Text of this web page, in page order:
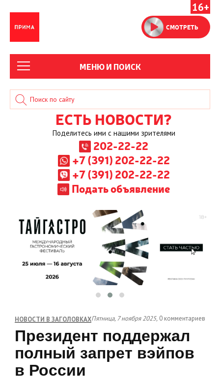
16+
СМОТРЕТЬ
МЕНЮ И ПОИСК
ЕСТЬ НОВОСТИ?
Поделитесь ими с нашими зрителями
202-22-22
+7 (391) 202-22-22
+7 (391) 202-22-22
Подать объявление
НОВОСТИ В ЗАГОЛОВКАХПятница, 7 ноября 2025, 0 комментариев
Президент поддержал
полный запрет вэйпов
в России